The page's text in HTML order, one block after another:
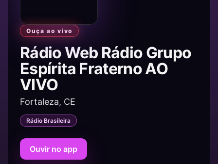
Ouça ao vivo
Rádio Web Rádio Grupo
Espírita Fraterno AO
VIVO
Fortaleza, CE
Rádio Brasileira
Ouvir no app